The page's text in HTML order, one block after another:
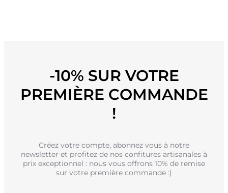
-10% SUR VOTRE
PREMIÈRE COMMANDE
!
Créez votre compte, abonnez vous à notre
newsletter et profitez de nos confitures artisanales à
prix exceptionnel : nous vous offrons 10% de remise
sur votre première commande :)